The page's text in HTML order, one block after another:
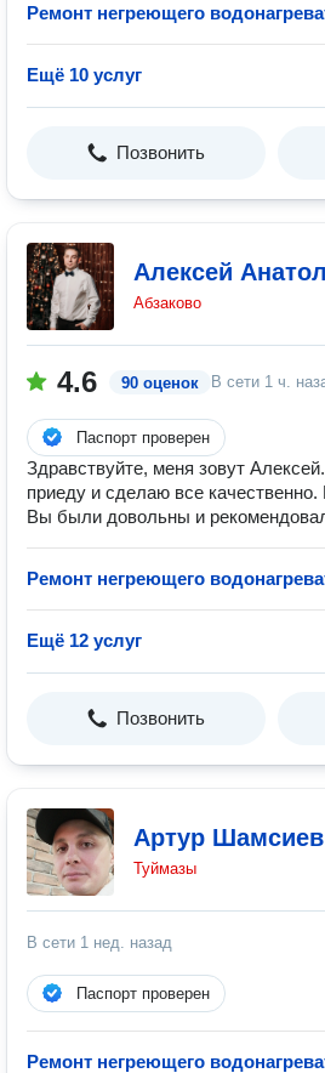
Ремонт негреющего
Ещё 10 услуг
Позвонить
Алексей
Абзаково
4.6 90 оценок В сети 1 ч.
Паспорт проверен
Здравствуйте, меня зовут
приеду и сделаю все
Вы были довольны и
Ремонт негреющего
Ещё 12 услуг
Позвонить
Артур Шамсиев
Туймазы
В сети 1 нед. назад
Паспорт проверен
Ремонт негреющего